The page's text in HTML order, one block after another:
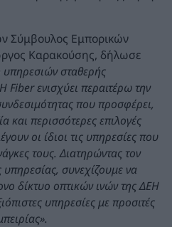
Σύμβουλος Εμπορικών
Καρακούσης, δήλωσε
σταθερής
ενισχύει περαιτέρω την
που προσφέρει,
και περισσότερες επιλογές
οι ίδιοι τις υπηρεσίες που
τους. Διατηρώντας τον
συνεχίζουμε να
δίκτυο οπτικών ινών της ΔΕΗ
υπηρεσίες με προσιτές